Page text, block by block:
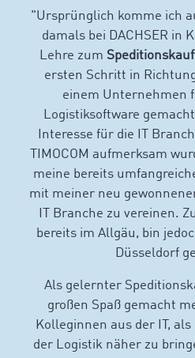
"Ursprünglich komme ich
damals bei DACHSER in
Lehre zum
ersten Schritt in
einem Unternehmen
Logistiksoftware
Interesse für die IT
TIMOCOM aufmerksam
meine bereits
mit meiner neu
IT Branche zu vereinen.
bereits im Allgäu, bin
Düsseldorf
Als gelernter
großen Spaß gemacht
Kolleginnen aus der IT, als
der Logistik näher zu